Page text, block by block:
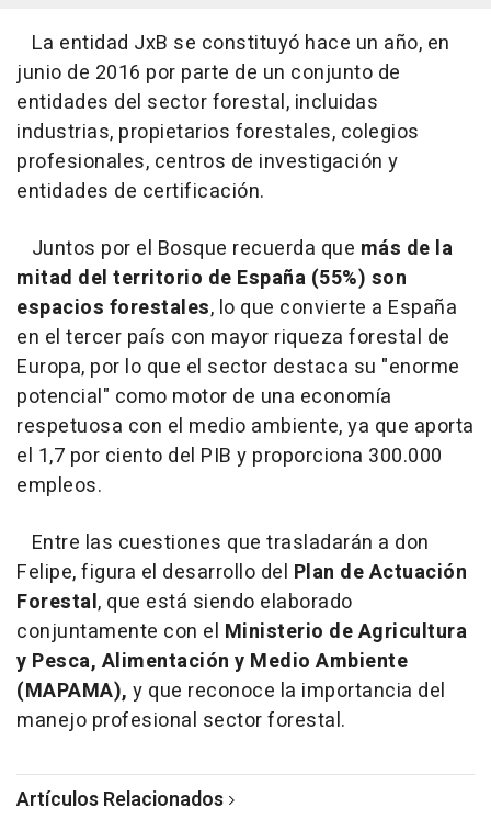
La entidad JxB se constituyó hace un año, en
junio de 2016 por parte de un conjunto de
entidades del sector forestal, incluidas
industrias, propietarios forestales, colegios
profesionales, centros de investigación y
entidades de certificación.
Juntos por el Bosque recuerda que más de la
mitad del territorio de España (55%) son
espacios forestales, lo que convierte a España
en el tercer país con mayor riqueza forestal de
Europa, por lo que el sector destaca su "enorme
potencial" como motor de una economía
respetuosa con el medio ambiente, ya que aporta
el 1,7 por ciento del PIB y proporciona 300.000
empleos.
Entre las cuestiones que trasladarán a don
Felipe, figura el desarrollo del Plan de Actuación
Forestal, que está siendo elaborado
conjuntamente con el Ministerio de Agricultura
y Pesca, Alimentación y Medio Ambiente
(MAPAMA), y que reconoce la importancia del
manejo profesional sector forestal.
Artículos Relacionados